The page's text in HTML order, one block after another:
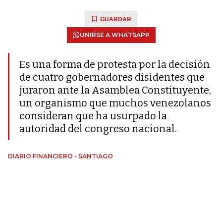
GUARDAR
UNIRSE A WHATSAPP
Es una forma de protesta por la decisión
de cuatro gobernadores disidentes que
juraron ante la Asamblea Constituyente,
un organismo que muchos venezolanos
consideran que ha usurpado la
autoridad del congreso nacional.
DIARIO FINANCIERO - SANTIAGO